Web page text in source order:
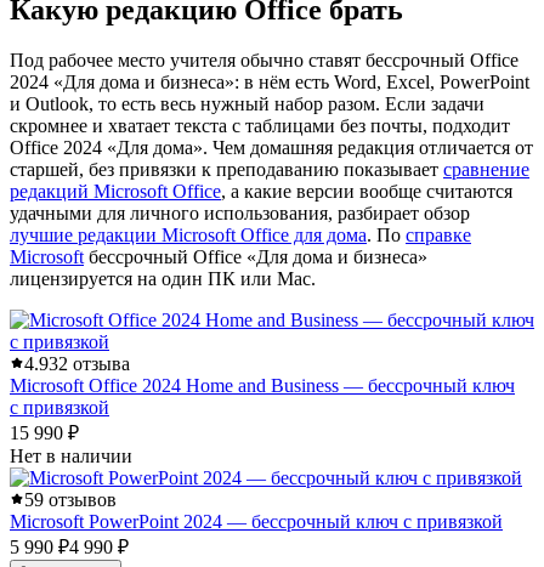
Какую редакцию Office брать
Под рабочее место учителя обычно ставят бессрочный Office
2024 «Для дома и бизнеса»: в нём есть Word, Excel, PowerPoint
и Outlook, то есть весь нужный набор разом. Если задачи
скромнее и хватает текста с таблицами без почты, подходит
Office 2024 «Для дома». Чем домашняя редакция отличается от
старшей, без привязки к преподаванию показывает сравнение
редакций Microsoft Office, а какие версии вообще считаются
удачными для личного использования, разбирает обзор
лучшие редакции Microsoft Office для дома. По справке
Microsoftбессрочный Office «Для дома и бизнеса»
лицензируется на один ПК или Mac.
4.932 отзыва
Microsoft Office 2024 Home and Business — бессрочный ключ
с привязкой
15 990 ₽
Нет в наличии
59 отзывов
Microsoft PowerPoint 2024 — бессрочный ключ с привязкой
5 990 ₽4 990 ₽